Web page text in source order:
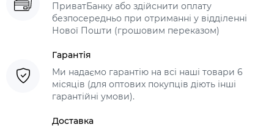
ПриватБанку або здійснити оплату
безпосередньо при отриманні у відділенні
Нової Пошти (грошовим переказом)
Гарантія
Ми надаємо гарантію на всі наші товари 6
місяців (для оптових покупців діють інші
гарантійні умови).
Доставка